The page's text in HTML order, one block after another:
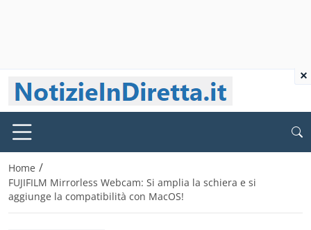
Home /
FUJIFILM Mirrorless Webcam: Si amplia la schiera e si
aggiunge la compatibilità con MacOS!
×